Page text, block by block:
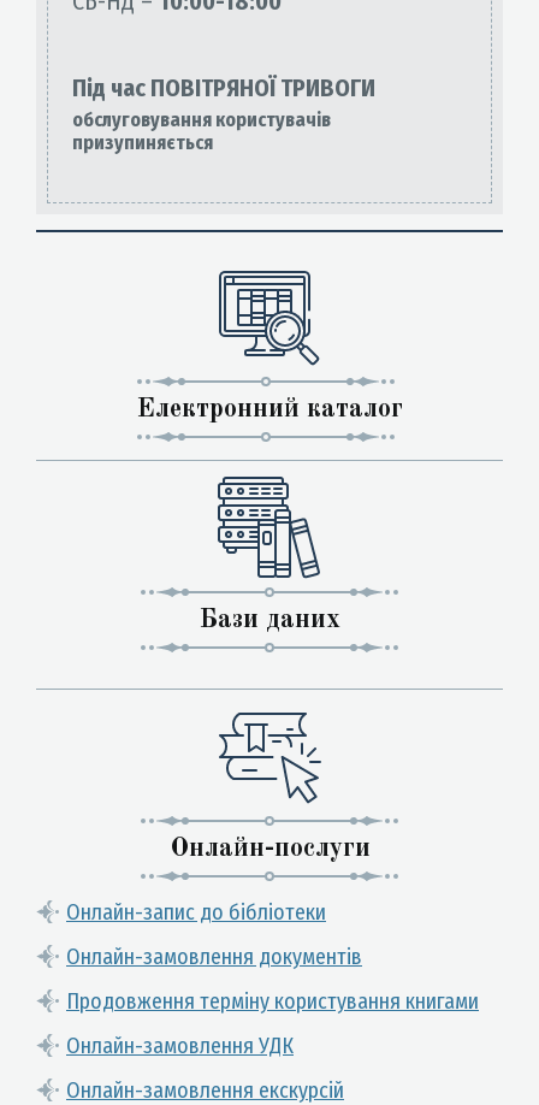
Під час ПОВІТРЯНОЇ ТРИВОГИ
обслуговування користувачів
призупиняється
Електронний каталог
Бази даних
Онлайн-послуги
Онлайн-запис до бібліотеки
Онлайн-замовлення документів
Продовження терміну користування книгами
Онлайн-замовлення УДК
Онлайн-замовлення екскурсій